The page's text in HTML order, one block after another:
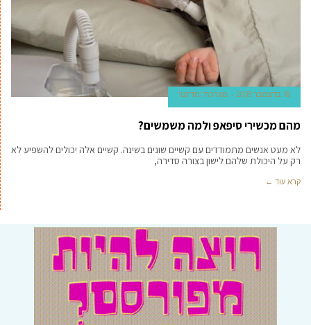
18 בדצמבר 2018 מערכת 'מדינט'
מהם מכשירי סיפאפ ולמה משמשים?
לא מעט אנשים מתמודדים עם קשיים שונים בשינה. קשיים אלה יכולים להשפיע לא
רק על היכולת שלהם לישון בצורה סדירה,
קרא עוד ←